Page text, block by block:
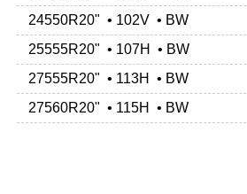
24550R20" • 102V • BW
25555R20" • 107H • BW
27555R20" • 113H • BW
27560R20" • 115H • BW